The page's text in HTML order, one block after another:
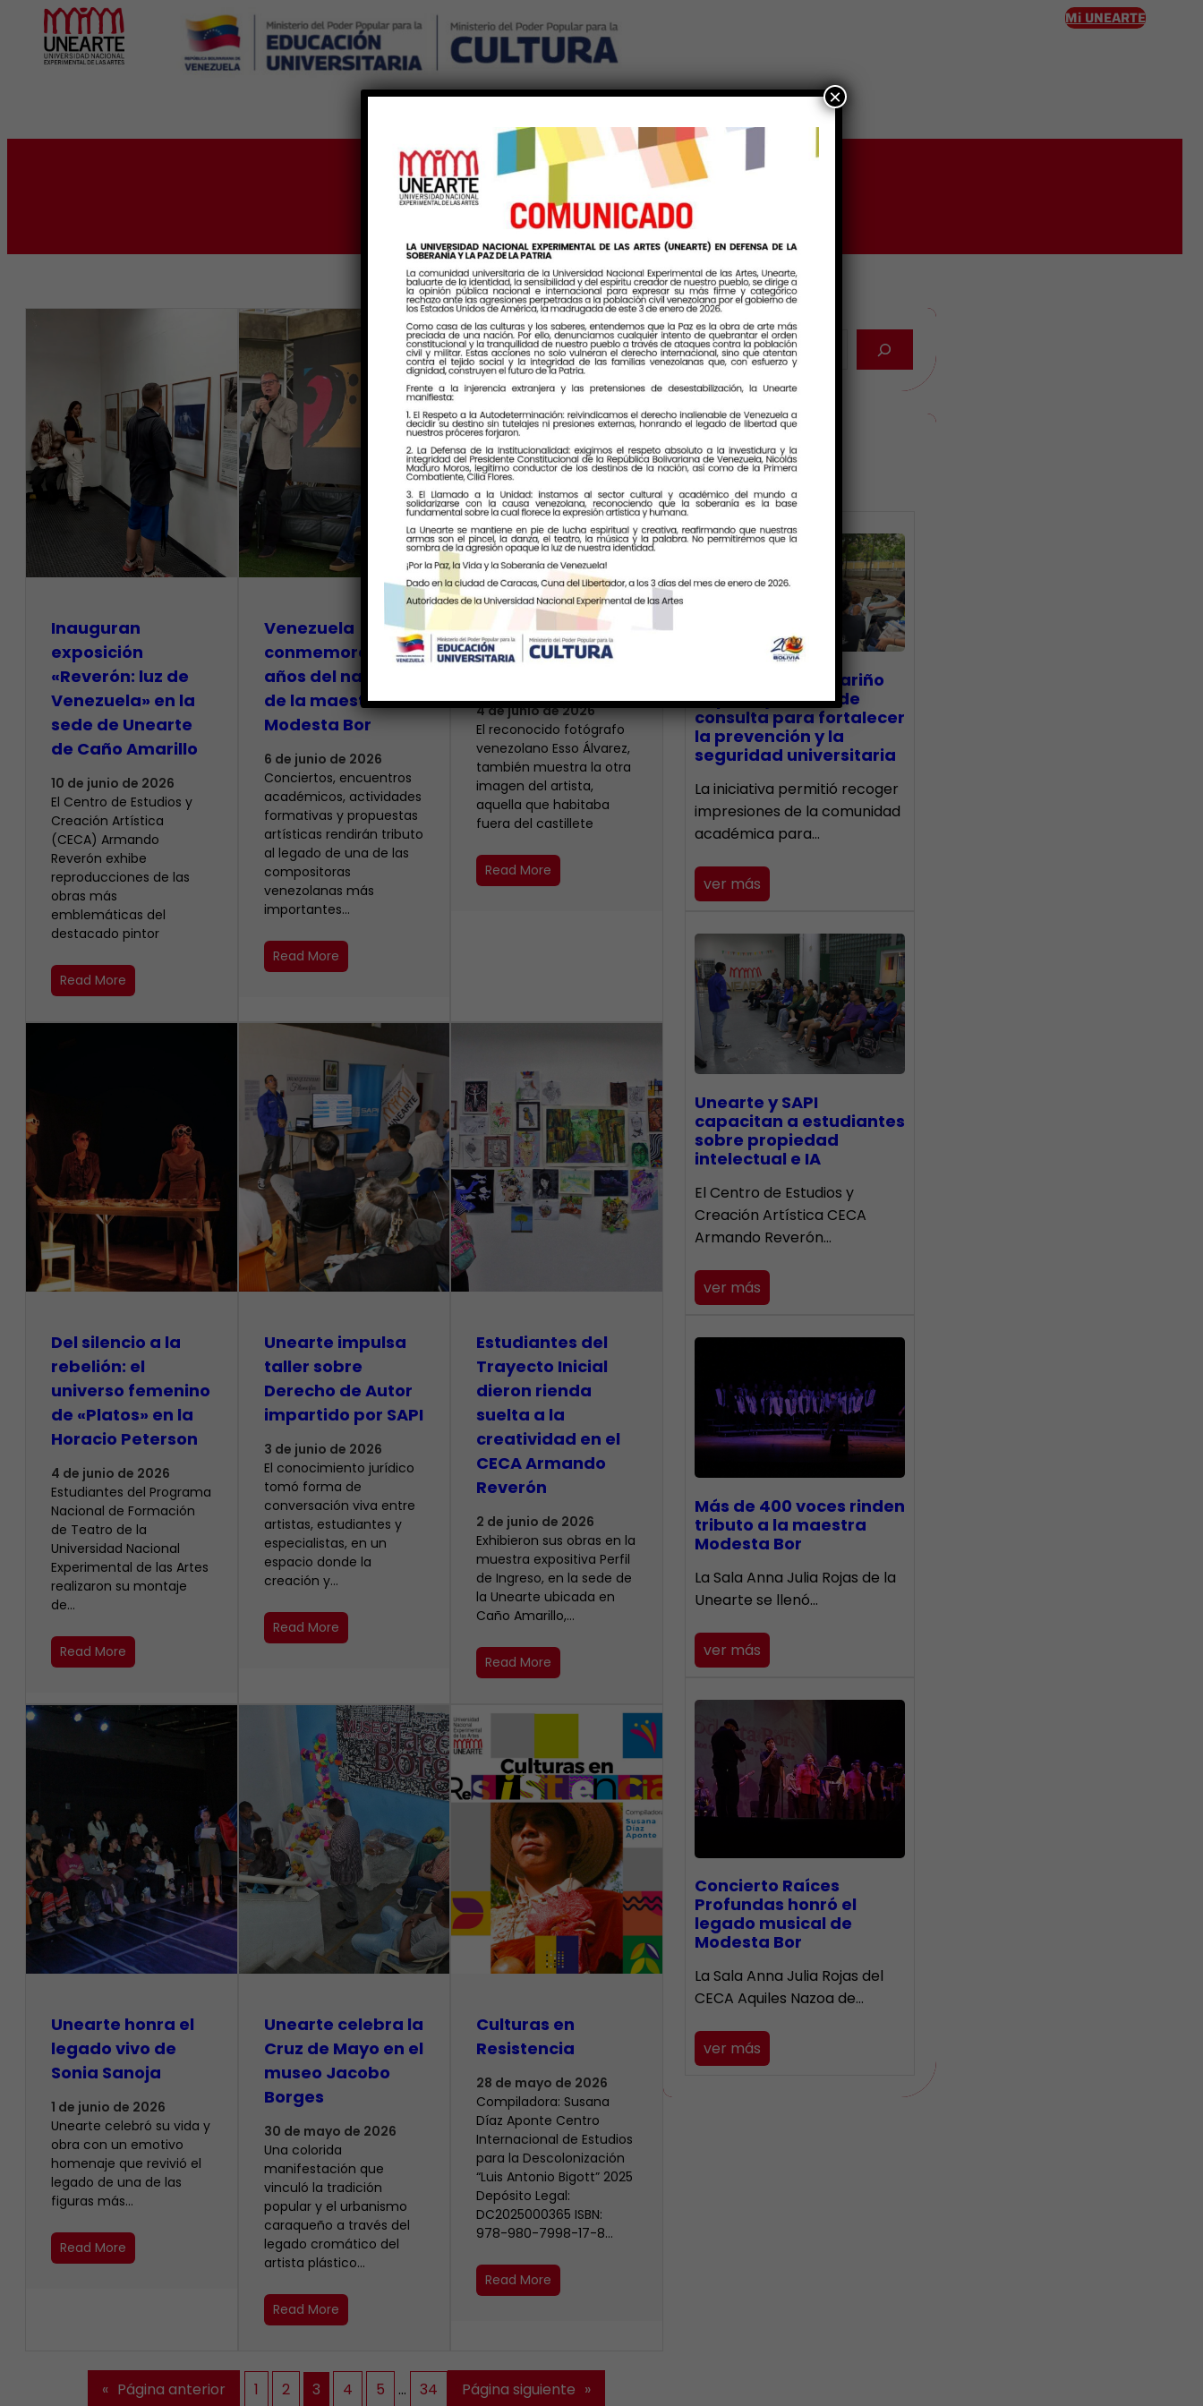
Mi UNEARTE
Ingreso
Etiqueta:UnearteLaAsuncion
Inauguran
exposición
«Reverón: luz de
Venezuela» en la
sede de Unearte
de Caño Amarillo
10 de junio de 2026
El Centro de Estudios y
Creación Artística
(CECA) Armando
Reverón exhibe
reproducciones de las
obras más
emblemáticas del
destacado pintor
Read More
Venezuela
conmemora 100
años del natalicio
de la maestra
Modesta Bor
6 de junio de 2026
Conciertos, encuentros
académicos, actividades
formativas y propuestas
artísticas rendirán tributo
al legado de una de las
compositoras
venezolanas más
importantes…
Read More
Armando Reverón
visto con cuatro
4 de junio de 2026
‎El reconocido fotógrafo
venezolano Esso Álvarez,
también muestra la otra
imagen del artista,
aquella que habitaba
fuera del castillete ‎
Read More
Del silencio a la
rebelión: el
universo femenino
de «Platos» en la
Horacio Peterson
4 de junio de 2026
Estudiantes del Programa
Nacional de Formación
de Teatro de la
Universidad Nacional
Experimental de las Artes
realizaron su montaje
de…
Read More
Unearte impulsa
taller sobre
Derecho de Autor
impartido por SAPI
3 de junio de 2026
El conocimiento jurídico
tomó forma de
conversación viva entre
artistas, estudiantes y
especialistas, en un
espacio donde la
creación y…
Read More
Estudiantes del
Trayecto Inicial
dieron rienda
suelta a la
creatividad en el
CECA Armando
Reverón
2 de junio de 2026
Exhibieron sus obras en la
muestra expositiva Perfil
de Ingreso, en la sede de
la Unearte ubicada en
Caño Amarillo,…
Read More
Unearte honra el
legado vivo de
Sonia Sanoja
1 de junio de 2026
Unearte celebró su vida y
obra con un emotivo
homenaje que revivió el
legado de una de las
figuras más…
Read More
Unearte celebra la
Cruz de Mayo en el
museo Jacobo
Borges
30 de mayo de 2026
Una colorida
manifestación que
vinculó la tradición
popular y el urbanismo
caraqueño a través del
legado cromático del
artista plástico…
Read More
Culturas en
Resistencia
28 de mayo de 2026
Compiladora: Susana
Díaz Aponte Centro
Internacional de Estudios
para la Descolonización
“Luis Antonio Bigott” 2025
Depósito Legal:
DC2025000365 ISBN:
978-980-7998-17-8…
Read More
« Página anterior 1 2 3 4 5 … 34 Página siguiente »
Últimas Noticias
CECA Santiago Mariño
impulsó jornada de
consulta para fortalecer
la prevención y la
seguridad universitaria
La iniciativa permitió recoger
impresiones de la comunidad
académica para…
ver más
Unearte y SAPI
capacitan a estudiantes
sobre propiedad
intelectual e IA
El Centro de Estudios y
Creación Artística CECA
Armando Reverón…
ver más
Más de 400 voces rinden
tributo a la maestra
Modesta Bor
​La Sala Anna Julia Rojas de la
Unearte se llenó…
ver más
​Concierto Raíces
Profundas honró el
legado musical de
Modesta Bor
La Sala Anna Julia Rojas del
CECA Aquiles Nazoa de…
ver más
×